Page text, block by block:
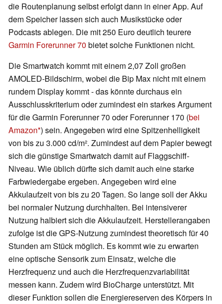
die Routenplanung selbst erfolgt dann in einer App. Auf
dem Speicher lassen sich auch Musikstücke oder
Podcasts ablegen. Die mit 250 Euro deutlich teurere
Garmin Forerunner 70 bietet solche Funktionen nicht.
Die Smartwatch kommt mit einem 2,07 Zoll großen
AMOLED-Bildschirm, wobei die Bip Max nicht mit einem
rundem Display kommt - das könnte durchaus ein
Ausschlusskriterium oder zumindest ein starkes Argument
für die Garmin Forerunner 70 oder Forerunner 170 (bei
Amazon ) sein. Angegeben wird eine Spitzenhelligkeit
von bis zu 3.000 cd/m². Zumindest auf dem Papier bewegt
sich die günstige Smartwatch damit auf Flaggschiff-
Niveau. Wie üblich dürfte sich damit auch eine starke
Farbwiedergabe ergeben. Angegeben wird eine
Akkulaufzeit von bis zu 20 Tagen. So lange soll der Akku
bei normaler Nutzung durchhalten. Bei intensiverer
Nutzung halbiert sich die Akkulaufzeit. Herstellerangaben
zufolge ist die GPS-Nutzung zumindest theoretisch für 40
Stunden am Stück möglich. Es kommt wie zu erwarten
eine optische Sensorik zum Einsatz, welche die
Herzfrequenz und auch die Herzfrequenzvariabilität
messen kann. Zudem wird BioCharge unterstützt. Mit
dieser Funktion sollen die Energiereserven des Körpers in